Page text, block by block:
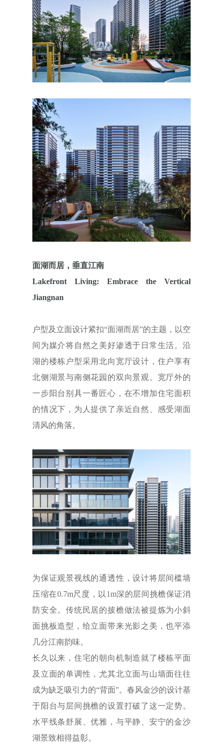
面湖而居，垂直江南
Lakefront Living: Embrace the Vertical
Jiangnan
户型及立面设计紧扣“面湖而居”的主题，以空
间为媒介将自然之美好渗透于日常生活。沿
湖的楼栋户型采用北向宽厅设计，住户享有
北侧湖景与南侧花园的双向景观。宽厅外的
一步阳台别具一番匠心，在不增加住宅面积
的情况下，为人提供了亲近自然、感受湖面
清风的角落。
为保证观景视线的通透性，设计将层间槛墙
压缩在0.7m尺度，以1m深的层间挑檐保证消
防安全。传统民居的披檐做法被提炼为小斜
面挑板造型，给立面带来光影之美，也平添
几分江南韵味。
长久以来，住宅的朝向机制造就了楼栋平面
及立面的单调性，尤其北立面与山墙面往往
成为缺乏吸引力的“背面”。春风金沙的设计基
于阳台与层间挑檐的设置打破了这一定势。
水平线条舒展、优雅，与平静、安宁的金沙
湖景致相得益彰。